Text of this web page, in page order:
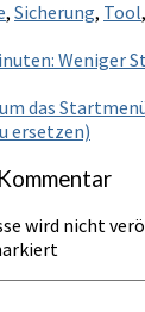
, Sicherung, Tool,
Weniger
das
ersetzen)
wird nicht